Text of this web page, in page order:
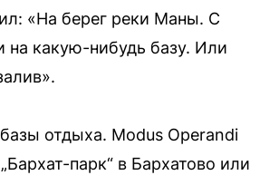
«На берег реки Маны. С
на какую-нибудь базу. Или
отдыха. Modus Operandi
парк“ в Бархатово или